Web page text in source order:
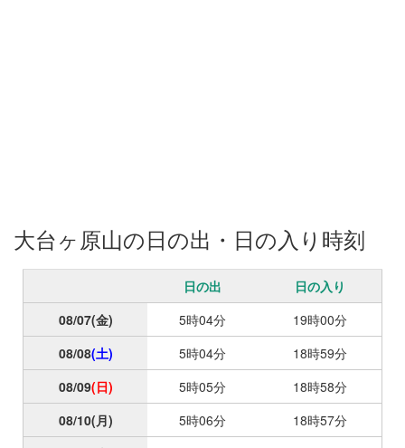
大台ヶ原山の日の出・日の入り時刻
日の出
日の入り
08/07(金) 5時04分
19時00分
08/08(土) 5時04分
18時59分
08/09(日) 5時05分
18時58分
08/10(月) 5時06分
18時57分